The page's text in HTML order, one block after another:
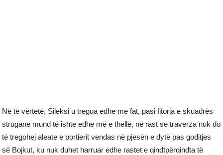
Në të vërtetë, Sileksi u tregua edhe me fat, pasi fitorja e skuadrës
strugane mund të ishte edhe më e thellë, në rast se traverza nuk do
të tregohej aleate e portierit vendas në pjesën e dytë pas goditjes
së Bojkut, ku nuk duhet harruar edhe rastet e qindtpërqindta të